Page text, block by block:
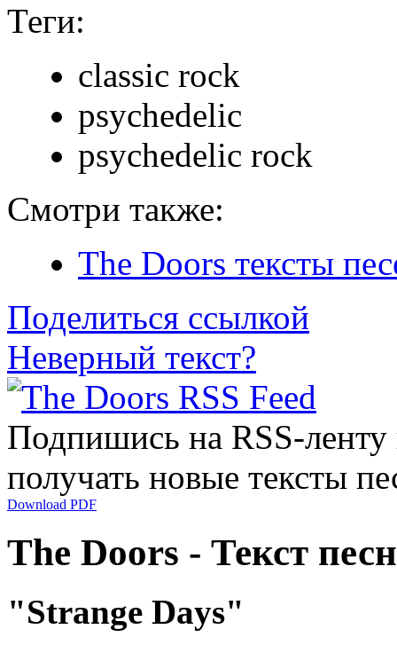
Теги:
classic rock
psychedelic
psychedelic rock
Смотри также:
The Doors тексты
Поделиться ссылкой
Неверный текст?
Подпишись на RSS-
получать новые тексты
Download PDF
The Doors - Текст
"Strange Days"